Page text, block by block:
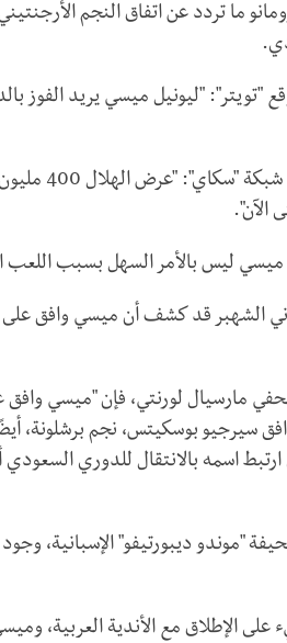
ما تردد عن اتفاق النجم
"ليونيل ميسي يريد الفوز
وأضاف
الآن".
ميسي ليس بالأمر السهل بسبب اللعب
الشهبر قد كشف أن ميسي وافق على
مارسيال لورنتي، فإن "ميسي
سيرجيو بوسكيتس، نجم برشلونة،
اسمه بالانتقال للدوري
"موندو ديبورتيفو" الإسبانية،
الإطلاق مع الأندية العربية،